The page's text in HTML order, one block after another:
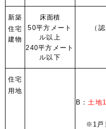
新築
住宅
建物
床面積
50平方メート
ル以上
240平方メート
ル以下
（
住宅
用地
B：土地
※1戸